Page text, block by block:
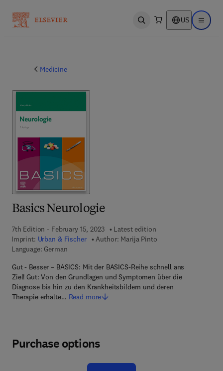
Open search US Open
Medicine
Basics Neurologie
7th Edition - February 15, 2023
Latest edition
Imprint: Urban & Fischer Author: Marija Pinto
Language: German
Gut - Besser – BASICS: Mit der BASICS-Reihe schnell ans
Ziel! Gut: Von den Grundlagen und Symptomen über die
Diagnose bis hin zu den Krankheitsbildern und deren
Therapie erhalte… Read more
Purchase options